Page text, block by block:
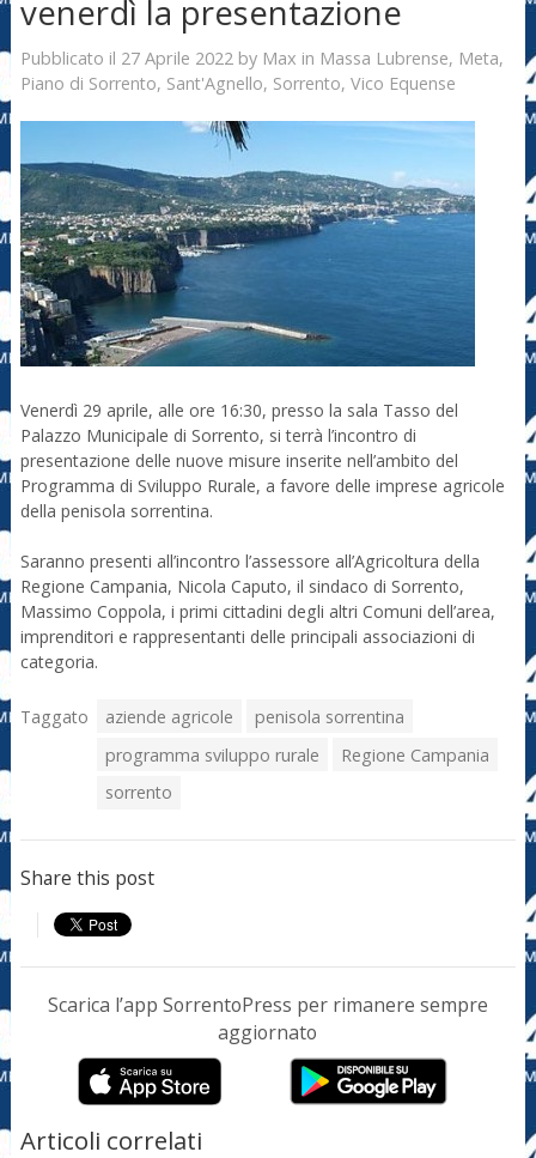
venerdì la presentazione
Pubblicato il 27 Aprile 2022by Max in Massa Lubrense, Meta,
Piano di Sorrento, Sant'Agnello, Sorrento, Vico Equense
Venerdì 29 aprile, alle ore 16:30, presso la sala Tasso del
Palazzo Municipale di Sorrento, si terrà l’incontro di
presentazione delle nuove misure inserite nell’ambito del
Programma di Sviluppo Rurale, a favore delle imprese agricole
della penisola sorrentina.
Saranno presenti all’incontro l’assessore all’Agricoltura della
Regione Campania, Nicola Caputo, il sindaco di Sorrento,
Massimo Coppola, i primi cittadini degli altri Comuni dell’area,
imprenditori e rappresentanti delle principali associazioni di
categoria.
Taggato aziende agricole
penisola sorrentina
programma sviluppo rurale
Regione Campania
sorrento
Share this post
Scarica l’app SorrentoPress per rimanere sempre
aggiornato
Articoli correlati